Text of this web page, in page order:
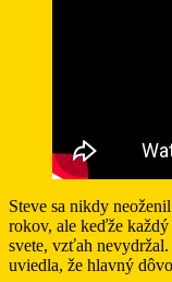
Steve sa nikdy
rokov, ale keďže
svete, vzťah
uviedla, že hlavný